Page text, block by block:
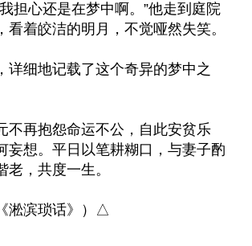
担心还是在梦中啊。”他走到庭院
看着皎洁的明月，不觉哑然失笑。
详细地记载了这个奇异的梦中之
不再抱怨命运不公，自此安贫乐
妄想。平日以笔耕糊口，与妻子酌
，共度一生。